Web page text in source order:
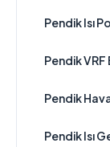
Pendik Isı
Pendik VRF
Pendik
Pendik Isı